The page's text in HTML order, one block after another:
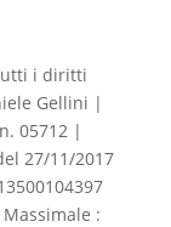
i diritti
Gellini |
05712 |
27/11/2017
: